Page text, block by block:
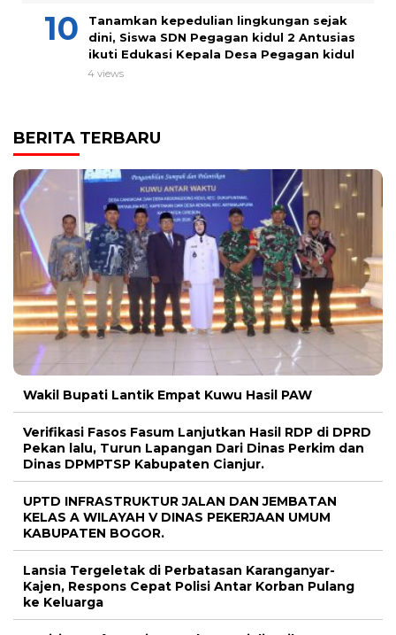
Tanamkan kepedulian lingkungan sejak
dini, Siswa SDN Pegagan kidul 2 Antusias
ikuti Edukasi Kepala Desa Pegagan kidul
4 views
BERITA TERBARU
Wakil Bupati Lantik Empat Kuwu Hasil PAW
Verifikasi Fasos Fasum Lanjutkan Hasil RDP di DPRD
Pekan lalu, Turun Lapangan Dari Dinas Perkim dan
Dinas DPMPTSP Kabupaten Cianjur.
UPTD INFRASTRUKTUR JALAN DAN JEMBATAN
KELAS A WILAYAH V DINAS PEKERJAAN UMUM
KABUPATEN BOGOR.
Lansia Tergeletak di Perbatasan Karanganyar-
Kajen, Respons Cepat Polisi Antar Korban Pulang
ke Keluarga